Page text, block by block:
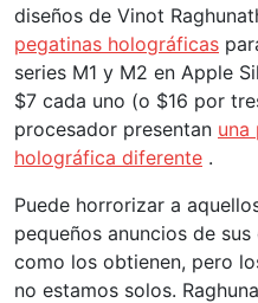
diseños de Vinot
pegatinas holográficas
series M1 y M2 en Apple
$7 cada uno (o $16 por
procesador presentan una
holográfica diferente .
Puede horrorizar a
pequeños anuncios de
como los obtienen, pero
no estamos solos.